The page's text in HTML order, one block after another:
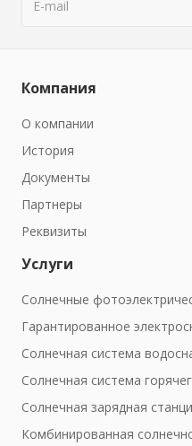
Компания
О компании
История
Документы
Партнеры
Реквизиты
Услуги
Солнечные
Гарантированное
Солнечная система
Солнечная система
Солнечная зарядная
Комбинированная